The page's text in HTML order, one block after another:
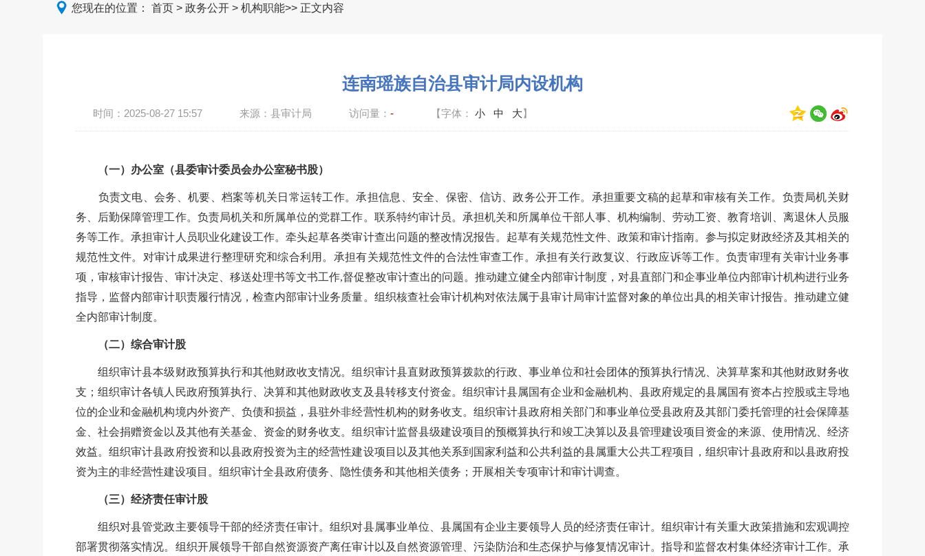
您现在的位置： 首页 > 政务公开 > 机构职能>> 正文内容
连南瑶族自治县审计局内设机构
时间： 2025-08-27 15:57 来源：县审计局 访问量： - 【字体： 小 中 大】
（一）办公室（县委审计委员会办公室秘书股）
负责文电、会务、机要、档案等机关日常运转工作。承担信息、安全、保密、信访、政务公开工作。承担重要文稿的起草和审核有关工作。负责局机关财
务、后勤保障管理工作。负责局机关和所属单位的党群工作。联系特约审计员。承担机关和所属单位干部人事、机构编制、劳动工资、教育培训、离退休人员服
务等工作。承担审计人员职业化建设工作。牵头起草各类审计查出问题的整改情况报告。起草有关规范性文件、政策和审计指南。参与拟定财政经济及其相关的
规范性文件。对审计成果进行整理研究和综合利用。承担有关规范性文件的合法性审查工作。承担有关行政复议、行政应诉等工作。负责审理有关审计业务事
项，审核审计报告、审计决定、移送处理书等文书工作,督促整改审计查出的问题。推动建立健全内部审计制度，对县直部门和企事业单位内部审计机构进行业务
指导，监督内部审计职责履行情况，检查内部审计业务质量。组织核查社会审计机构对依法属于县审计局审计监督对象的单位出具的相关审计报告。推动建立健
全内部审计制度。
（二）综合审计股
组织审计县本级财政预算执行和其他财政收支情况。组织审计县直财政预算拨款的行政、事业单位和社会团体的预算执行情况、决算草案和其他财政财务收
支；组织审计各镇人民政府预算执行、决算和其他财政收支及县转移支付资金。组织审计县属国有企业和金融机构、县政府规定的县属国有资本占控股或主导地
位的企业和金融机构境内外资产、负债和损益，县驻外非经营性机构的财务收支。组织审计县政府相关部门和事业单位受县政府及其部门委托管理的社会保障基
金、社会捐赠资金以及其他有关基金、资金的财务收支。组织审计监督县级建设项目的预概算执行和竣工决算以及县管理建设项目资金的来源、使用情况、经济
效益。组织审计县政府投资和以县政府投资为主的经营性建设项目以及其他关系到国家利益和公共利益的县属重大公共工程项目，组织审计县政府和以县政府投
资为主的非经营性建设项目。组织审计全县政府债务、隐性债务和其他相关债务；开展相关专项审计和审计调查。
（三）经济责任审计股
组织对县管党政主要领导干部的经济责任审计。组织对县属事业单位、县属国有企业主要领导人员的经济责任审计。组织审计有关重大政策措施和宏观调控
部署贯彻落实情况。组织开展领导干部自然资源资产离任审计以及自然资源管理、污染防治和生态保护与修复情况审计。指导和监督农村集体经济审计工作。承